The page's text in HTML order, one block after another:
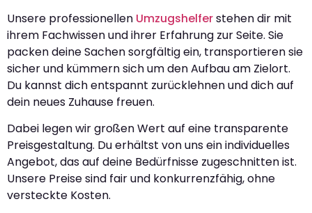
Unsere professionellen Umzugshelferstehen dir mit
ihrem Fachwissen und ihrer Erfahrung zur Seite. Sie
packen deine Sachen sorgfältig ein, transportieren sie
sicher und kümmern sich um den Aufbau am Zielort.
Du kannst dich entspannt zurücklehnen und dich auf
dein neues Zuhause freuen.
Dabei legen wir großen Wert auf eine transparente
Preisgestaltung. Du erhältst von uns ein individuelles
Angebot, das auf deine Bedürfnisse zugeschnitten ist.
Unsere Preise sind fair und konkurrenzfähig, ohne
versteckte Kosten.